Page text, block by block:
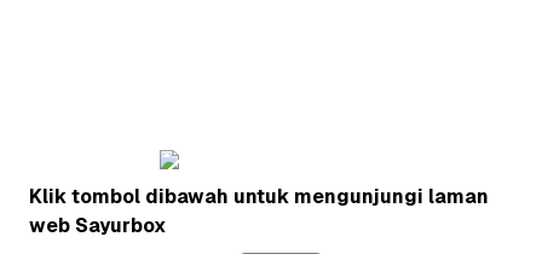
Klik tombol dibawah untuk mengunjungi laman
web Sayurbox